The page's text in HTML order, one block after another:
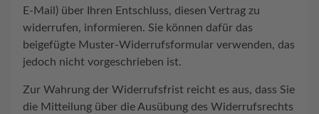
E-Mail) über Ihren Entschluss, diesen Vertrag zu
widerrufen, informieren. Sie können dafür das
beigefügte Muster-Widerrufsformular verwenden, das
jedoch nicht vorgeschrieben ist.
Zur Wahrung der Widerrufsfrist reicht es aus, dass Sie
die Mitteilung über die Ausübung des Widerrufsrechts